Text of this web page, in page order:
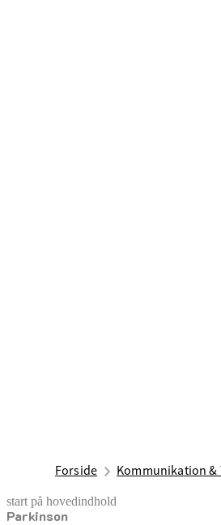
Forside Kommunikation &
start på hovedindhold
Parkinson
senest opdateret 26. september 2025